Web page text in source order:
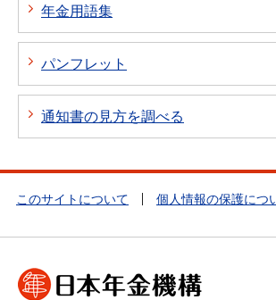
年金用語集
パンフレット
通知書の見方を調べる
このサイトについて 個人情報の保護につ